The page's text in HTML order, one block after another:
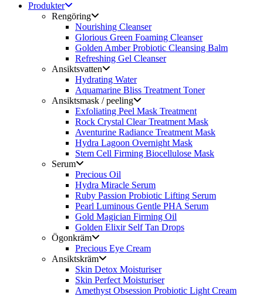
Produkter
Rengöring
Nourishing Cleanser
Glorious Green Foaming Cleanser
Golden Amber Probiotic Cleansing Balm
Refreshing Gel Cleanser
Ansiktsvatten
Hydrating Water
Aquamarine Bliss Treatment Toner
Ansiktsmask / peeling
Exfoliating Peel Mask Treatment
Rock Crystal Clear Treatment Mask
Aventurine Radiance Treatment Mask
Hydra Lagoon Overnight Mask
Stem Cell Firming Biocellulose Mask
Serum
Precious Oil
Hydra Miracle Serum
Ruby Passion Probiotic Lifting Serum
Pearl Luminous Gentle PHA Serum
Gold Magician Firming Oil
Golden Elixir Self Tan Drops
Ögonkräm
Precious Eye Cream
Ansiktskräm
Skin Detox Moisturiser
Skin Perfect Moisturiser
Amethyst Obsession Probiotic Light Cream